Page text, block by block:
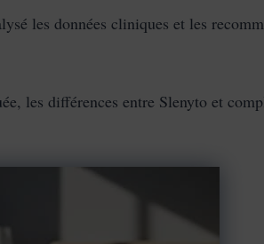
les données cliniques et les
les différences entre Slenyto et